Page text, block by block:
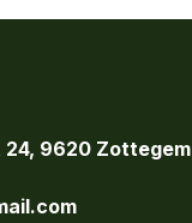
9620 Zottegem